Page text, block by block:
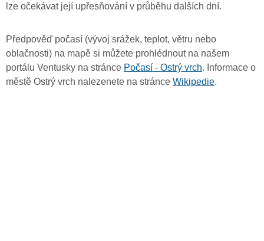
lze očekávat její upřesňování v průběhu dalších dní.
Předpověď počasí (vývoj srážek, teplot, větru nebo
oblačnosti) na mapě si můžete prohlédnout na našem
portálu Ventusky na stránce Počasí - Ostrý vrch. Informace o
městě Ostrý vrch nalezenete na stránce Wikipedie.